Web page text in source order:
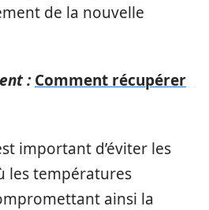
de la nouvelle
: Comment récupérer
important d’éviter les
les températures
ainsi la